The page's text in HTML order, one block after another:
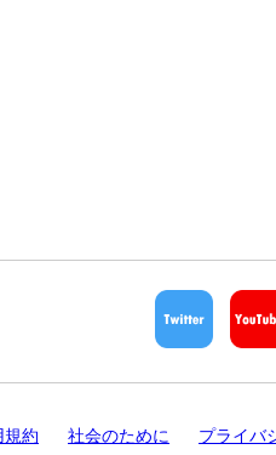
規約 社会のために プライバ